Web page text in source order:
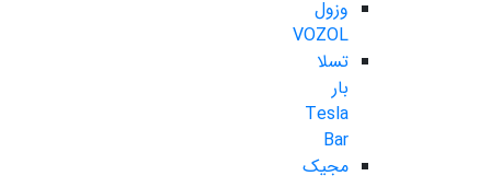
وزول
VOZOL
تسلا
بار
Tesla
Bar
مجیک